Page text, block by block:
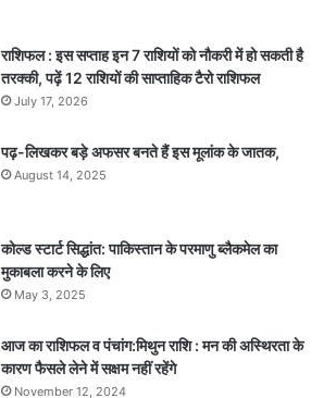
राशिफल : इस सप्ताह इन 7 राशियों को नौकरी में हो सकती है
तरक्की, पढ़ें 12 राशियों की साप्ताहिक टैरो राशिफल
July 17, 2026
पढ़-लिखकर बड़े अफसर बनते हैं इस मूलांक के जातक,
August 14, 2025
कोल्ड स्टार्ट सिद्धांत: पाकिस्तान के परमाणु ब्लैकमेल का
मुकाबला करने के लिए
May 3, 2025
आज का राशिफल व पंचांग:मिथुन राशि : मन की अस्थिरता के
कारण फैसले लेने में सक्षम नहीं रहेंगे
November 12, 2024